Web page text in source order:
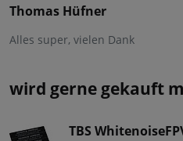
Thomas Hüfner
Alles super, vielen Dank
wird gerne gekauft
TBS